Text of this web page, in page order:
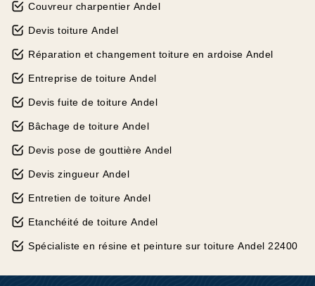
Couvreur charpentier Andel
Devis toiture Andel
Réparation et changement toiture en ardoise Andel
Entreprise de toiture Andel
Devis fuite de toiture Andel
Bâchage de toiture Andel
Devis pose de gouttière Andel
Devis zingueur Andel
Entretien de toiture Andel
Etanchéité de toiture Andel
Spécialiste en résine et peinture sur toiture Andel 22400